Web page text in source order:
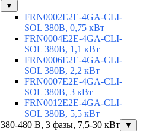
▼
FRN0002E2E-4GA-CLI-
SOL 380В, 0,75 кВт
FRN0004E2E-4GA-CLI-
SOL 380В, 1,1 кВт
FRN0006E2E-4GA-CLI-
SOL 380В, 2,2 кВт
FRN0007E2E-4GA-CLI-
SOL 380В, 3 кВт
FRN0012E2E-4GA-CLI-
SOL 380В, 5,5 кВт
380-480 В, 3 фазы, 7,5-30 кВт
▼